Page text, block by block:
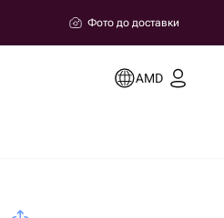
Фото до доставки
AMD